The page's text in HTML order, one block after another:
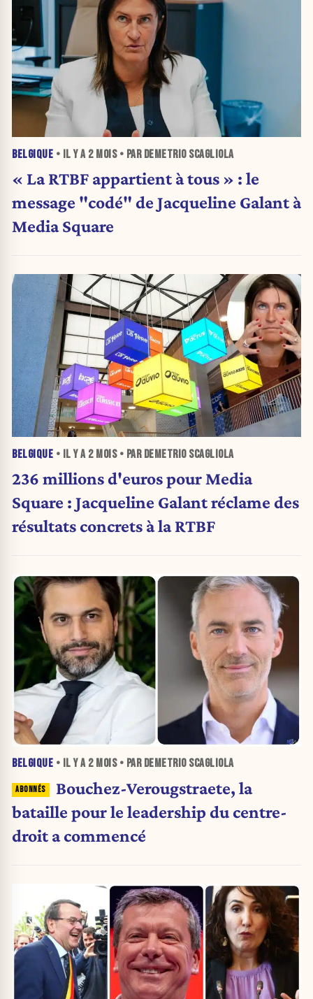
BELGIQUE • IL Y A 2 MOIS• PAR DEMETRIO SCAGLIOLA
« La RTBF appartient à tous » : le
message "codé" de Jacqueline Galant à
Media Square
BELGIQUE • IL Y A 2 MOIS• PAR DEMETRIO SCAGLIOLA
236 millions d'euros pour Media
Square : Jacqueline Galant réclame des
résultats concrets à la RTBF
BELGIQUE • IL Y A 2 MOIS• PAR DEMETRIO SCAGLIOLA
Bouchez-Verougstraete, la
bataille pour le leadership du centre-
droit a commencé